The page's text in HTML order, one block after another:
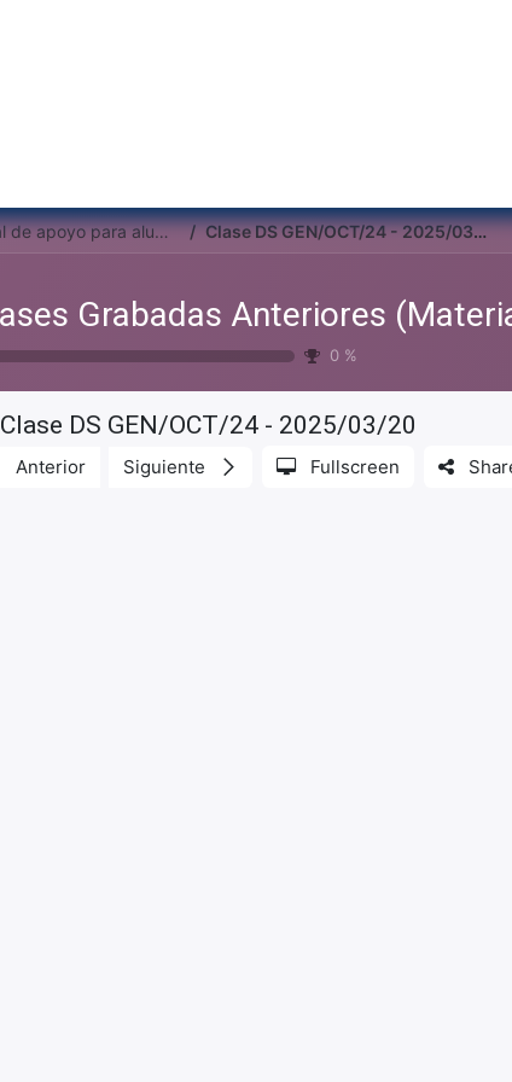
Clases Grabadas Anteriores (Material de apoyo para alumnos) Clase DS GEN/OCT/24 - 2025/03/20
0 %
Clase DS GEN/OCT/24 - 2025/03/20
Anterior Siguiente Fullscreen